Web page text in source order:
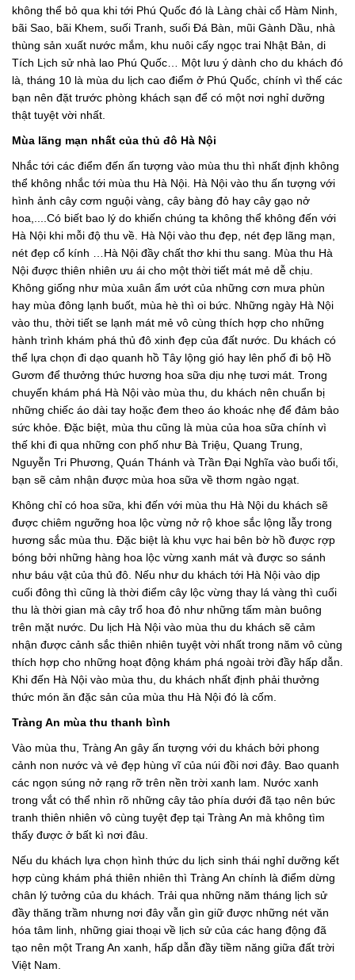
không thể bỏ qua khi tới Phú Quốc đó là Làng chài cổ Hàm Ninh,
bãi Sao, bãi Khem, suối Tranh, suối Đá Bàn, mũi Gành Dầu, nhà
thùng sản xuất nước mắm, khu nuôi cấy ngọc trai Nhật Bản, di
Tích Lịch sử nhà lao Phú Quốc… Một lưu ý dành cho du khách đó
là, tháng 10 là mùa du lịch cao điểm ở Phú Quốc, chính vì thế các
bạn nên đặt trước phòng khách sạn để có một nơi nghỉ dưỡng
thật tuyệt vời nhất.
Mùa lãng mạn nhất của thủ đô Hà Nội
Nhắc tới các điểm đến ấn tượng vào mùa thu thì nhất định không
thể không nhắc tới mùa thu Hà Nội. Hà Nội vào thu ấn tượng với
hình ảnh cây cơm nguội vàng, cây bàng đỏ hay cây gạo nở
hoa,....Có biết bao lý do khiến chúng ta không thể không đến với
Hà Nội khi mỗi độ thu về. Hà Nội vào thu đẹp, nét đẹp lãng mạn,
nét đẹp cổ kính …Hà Nội đầy chất thơ khi thu sang. Mùa thu Hà
Nội được thiên nhiên ưu ái cho một thời tiết mát mẻ dễ chịu.
Không giống như mùa xuân ẩm ướt của những cơn mưa phùn
hay mùa đông lạnh buốt, mùa hè thì oi bức. Những ngày Hà Nội
vào thu, thời tiết se lạnh mát mẻ vô cùng thích hợp cho những
hành trình khám phá thủ đô xinh đẹp của đất nước. Du khách có
thể lựa chọn đi dạo quanh hồ Tây lộng gió hay lên phố đi bộ Hồ
Gươm để thưởng thức hương hoa sữa dịu nhẹ tươi mát. Trong
chuyến khám phá Hà Nội vào mùa thu, du khách nên chuẩn bị
những chiếc áo dài tay hoặc đem theo áo khoác nhẹ để đảm bảo
sức khỏe. Đặc biệt, mùa thu cũng là mùa của hoa sữa chính vì
thế khi đi qua những con phố như Bà Triệu, Quang Trung,
Nguyễn Tri Phương, Quán Thánh và Trần Đại Nghĩa vào buổi tối,
bạn sẽ cảm nhận được mùa hoa sữa về thơm ngào ngạt.
Không chỉ có hoa sữa, khi đến với mùa thu Hà Nội du khách sẽ
được chiêm ngưỡng hoa lộc vừng nở rộ khoe sắc lộng lẫy trong
hương sắc mùa thu. Đặc biệt là khu vực hai bên bờ hồ được rợp
bóng bởi những hàng hoa lộc vừng xanh mát và được so sánh
như báu vật của thủ đô. Nếu như du khách tới Hà Nội vào dịp
cuối đông thì cũng là thời điểm cây lộc vừng thay lá vàng thì cuối
thu là thời gian mà cây trổ hoa đỏ như những tấm màn buông
trên mặt nước. Du lịch Hà Nội vào mùa thu du khách sẽ cảm
nhận được cảnh sắc thiên nhiên tuyệt vời nhất trong năm vô cùng
thích hợp cho những hoạt động khám phá ngoài trời đầy hấp dẫn.
Khi đến Hà Nội vào mùa thu, du khách nhất định phải thưởng
thức món ăn đặc sản của mùa thu Hà Nội đó là cốm.
Tràng An mùa thu thanh bình
Vào mùa thu, Tràng An gây ấn tượng với du khách bởi phong
cảnh non nước và vẻ đẹp hùng vĩ của núi đồi nơi đây. Bao quanh
các ngọn súng nở rạng rỡ trên nền trời xanh lam. Nước xanh
trong vắt có thể nhìn rõ những cây tảo phía dưới đã tạo nên bức
tranh thiên nhiên vô cùng tuyệt đẹp tại Tràng An mà không tìm
thấy được ở bất kì nơi đâu.
Nếu du khách lựa chọn hình thức du lịch sinh thái nghỉ dưỡng kết
hợp cùng khám phá thiên nhiên thì Tràng An chính là điểm dừng
chân lý tưởng của du khách. Trải qua những năm tháng lịch sử
đầy thăng trầm nhưng nơi đây vẫn gìn giữ được những nét văn
hóa tâm linh, những giai thoại về lịch sử của các hang động đã
tạo nên một Trang An xanh, hấp dẫn đầy tiềm năng giữa đất trời
Việt Nam.